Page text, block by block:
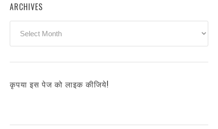
ARCHIVES
कृपया इस पेज को लाइक कीजिये!